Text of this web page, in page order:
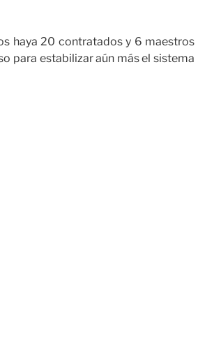
haya 20 contratados y 6 maestros
para estabilizar aún más el sistema